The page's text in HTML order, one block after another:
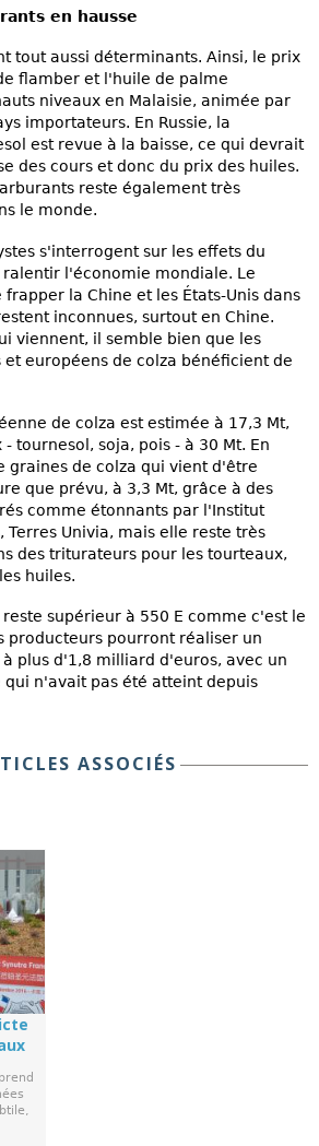
en hausse
tout aussi déterminants. Ainsi, le prix
flamber et l'huile de palme
niveaux en Malaisie, animée par
importateurs. En Russie, la
est revue à la baisse, ce qui devrait
des cours et donc du prix des huiles.
reste également très
le monde.
s'interrogent sur les effets du
l'économie mondiale. Le
la Chine et les États-Unis dans
inconnues, surtout en Chine.
viennent, il semble bien que les
européens de colza bénéficient de
de colza est estimée à 17,3 Mt,
tournesol, soja, pois - à 30 Mt. En
graines de colza qui vient d'être
que prévu, à 3,3 Mt, grâce à des
comme étonnants par l'Institut
Terres Univia, mais elle reste très
des triturateurs pour les tourteaux,
huiles.
supérieur à 550 E comme c'est le
producteurs pourront réaliser un
plus d'1,8 milliard d'euros, avec un
n'avait pas été atteint depuis
ASSOCIÉS